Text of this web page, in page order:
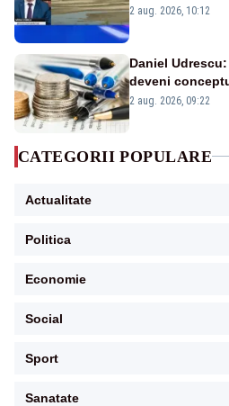
protejăm și
2 aug. 2026, 10:12
Daniel
deveni
viitoare?
2 aug. 2026, 09:22
CATEGORII POPULARE
Actualitate
Politica
Economie
Social
Sport
Sanatate